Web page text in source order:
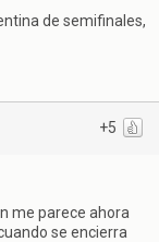
de semifinales,
+5
me parece ahora
se encierra